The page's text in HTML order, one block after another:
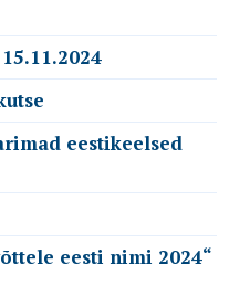
eestikeelsed
eesti nimi 2024“